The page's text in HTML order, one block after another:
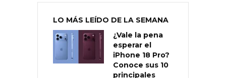
LO MÁS LEÍDO DE LA SEMANA
¿Vale la pena
esperar el
iPhone 18 Pro?
Conoce sus 10
principales